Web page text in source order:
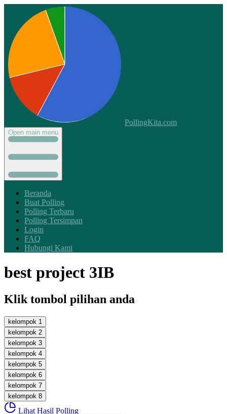
PollingKita.com
Open main menu
Beranda
Buat Polling
Polling Terbaru
Polling Tersimpan
Login
FAQ
Hubungi Kami
best project 3IB
Klik tombol pilihan anda
kelompok 1
kelompok 2
kelompok 3
kelompok 4
kelompok 5
kelompok 6
kelompok 7
kelompok 8
Lihat Hasil Polling